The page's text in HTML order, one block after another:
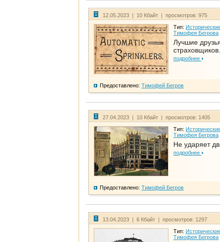
12.05.2023 | 10 Кбайт | просмотров: 975
Тип:
Тимофея Бегрова
Лучшие
подробнее
Предоставлено: Тимофей Бегров
27.04.2023 | 10 Кбайт | просмотров: 1405
Тип:
Тимофея Бегрова
Не ударяет
подробнее
Предоставлено: Тимофей Бегров
13.04.2023 | 6 Кбайт | просмотров: 1297
Тип:
Тимофея Бегрова